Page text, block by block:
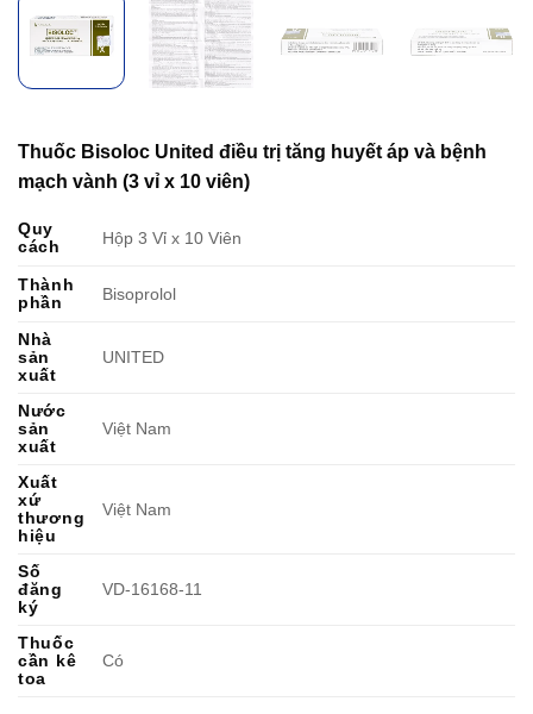
Thuốc Bisoloc United điều trị tăng huyết áp và bệnh
mạch vành (3 vỉ x 10 viên)
Quy
cách
Hộp 3 Vỉ x 10 Viên
Thành
phần
Bisoprolol
Nhà
sản
xuất
UNITED
Nước
sản
xuất
Việt Nam
Xuất
xứ
thương
hiệu
Việt Nam
Số
đăng
ký
VD-16168-11
Thuốc
cần kê
toa
Có